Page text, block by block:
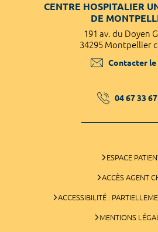
CENTRE HOSPITALIER
DE
191 av. du Doyen
34295 Montpellier
Contacter le
04 67 33
ESPACE
ACCÈS AGENT
ACCESSIBILITÉ :
MENTIONS